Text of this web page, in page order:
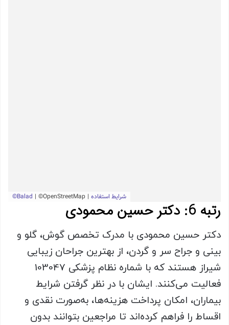
رتبه 6: دکتر حسین محمودی
دکتر حسین محمودی با مدرک تخصص گوش، گلو و
بینی و جراح سر و گردن، از بهترین جراحان زیبایی
شیراز هستند که با شماره نظام پزشکی 103047
فعالیت می‌کنند. ایشان با در نظر گرفتن شرایط
بیماران، امکان پرداخت هزینه‌ها، به‌صورت نقدی و
اقساط را فراهم کرده‌اند تا مراجعین بتوانند بدون